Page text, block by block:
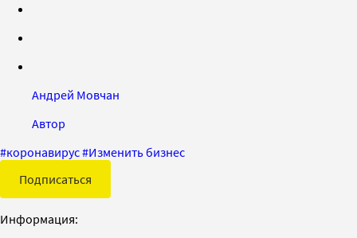
Андрей Мовчан
Автор
#коронавирус#Изменить бизнес
Подписаться
Информация: